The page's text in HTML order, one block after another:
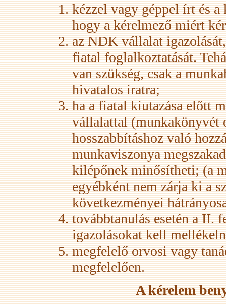
kézzel vagy géppel írt és
hogy a kérelmező miért
az NDK vállalat
fiatal foglalkoztatását.
van szükség, csak a
hivatalos iratra;
ha a fiatal kiutazása előtt
vállalattal (munkakönyvét
hosszabbításhoz való
munkaviszonya
kilépőnek minősítheti; (a
egyébként nem zárja ki a
következményei
továbbtanulás esetén a II.
igazolásokat kell
megfelelő orvosi vagy
megfelelően.
A kérelem